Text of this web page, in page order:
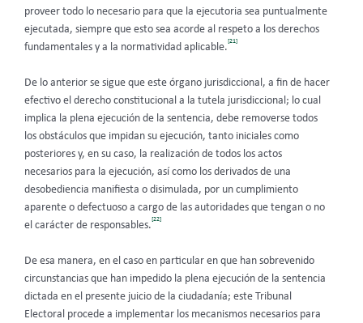
proveer todo lo necesario para que la ejecutoria sea puntualmente
ejecutada, siempre que esto sea acorde al respeto a los derechos
fundamentales y a la normatividad aplicable.
[21]
De lo anterior se sigue que este órgano jurisdiccional, a fin de hacer
efectivo el derecho constitucional a la tutela jurisdiccional; lo cual
implica la plena ejecución de la sentencia, debe removerse todos
los obstáculos que impidan su ejecución, tanto iniciales como
posteriores y, en su caso, la realización de todos los actos
necesarios para la ejecución, así como los derivados de una
desobediencia manifiesta o disimulada, por un cumplimiento
aparente o defectuoso a cargo de las autoridades que tengan o no
el carácter de responsables.
[22]
De esa manera, en el caso en particular en que han sobrevenido
circunstancias que han impedido la plena ejecución de la sentencia
dictada en el presente juicio de la ciudadanía; este Tribunal
Electoral procede a implementar los mecanismos necesarios para